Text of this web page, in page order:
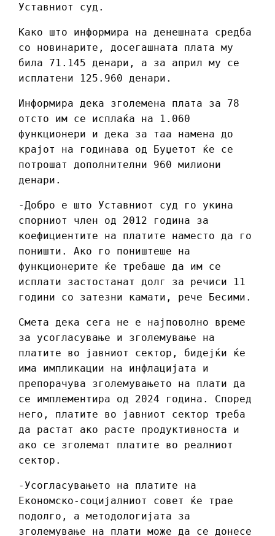
Уставниот суд.
Како што информира на денешната средба
со новинарите, досегашната плата му
била 71.145 денари, а за април му се
исплатени 125.960 денари.
Информира дека зголемена плата за 78
отсто им се исплаќа на 1.060
функционери и дека за таа намена до
крајот на годинава од Буџетот ќе се
потрошат дополнителни 960 милиони
денари.
-Добро е што Уставниот суд го укина
спорниот член од 2012 година за
коефициентите на платите наместо да го
поништи. Ако го поништеше на
функционерите ќе требаше да им се
исплати застостанат долг за речиси 11
години со затезни камати, рече Бесими.
Смета дека сега не е најповолно време
за усогласување и зголемување на
платите во јавниот сектор, бидејќи ќе
има импликации на инфлацијата и
препорачува зголемувањето на плати да
се имплементира од 2024 година. Според
него, платите во јавниот сектор треба
да растат ако расте продуктивноста и
ако се зголемат платите во реалниот
сектор.
-Усогласувањето на платите на
Економско-социјалниот совет ќе трае
подолго, а методологијата за
зголемување на плати може да се донесе